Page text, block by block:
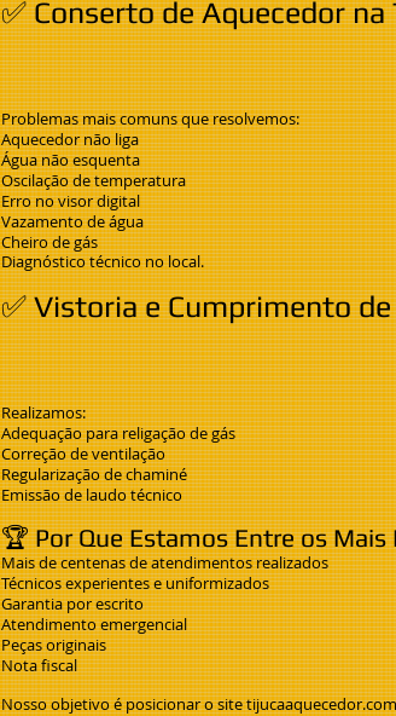
✅ Conserto de Aquecedor na
Problemas mais comuns que resolvemos:
Aquecedor não liga
Água não esquenta
Oscilação de temperatura
Erro no visor digital
Vazamento de água
Cheiro de gás
Diagnóstico técnico no local.
✅ Vistoria e Cumprimento
Realizamos:
Adequação para religação de gás
Correção de ventilação
Regularização de chaminé
Emissão de laudo técnico
🏆 Por Que Estamos Entre os Mais
Mais de centenas de atendimentos realizados
Técnicos experientes e uniformizados
Garantia por escrito
Atendimento emergencial
Peças originais
Nota fiscal
Nosso objetivo é posicionar o site